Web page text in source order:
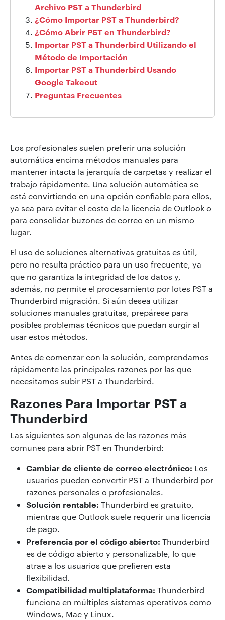
Archivo PST a Thunderbird
¿Cómo Importar PST a Thunderbird?
¿Cómo Abrir PST en Thunderbird?
Importar PST a Thunderbird Utilizando el
Método de Importación
Importar PST a Thunderbird Usando
Google Takeout
Preguntas Frecuentes
Los profesionales suelen preferir una solución
automática encima métodos manuales para
mantener intacta la jerarquía de carpetas y realizar el
trabajo rápidamente. Una solución automática se
está convirtiendo en una opción confiable para ellos,
ya sea para evitar el costo de la licencia de Outlook o
para consolidar buzones de correo en un mismo
lugar.
El uso de soluciones alternativas gratuitas es útil,
pero no resulta práctico para un uso frecuente, ya
que no garantiza la integridad de los datos y,
además, no permite el procesamiento por lotes PST a
Thunderbird migración. Si aún desea utilizar
soluciones manuales gratuitas, prepárese para
posibles problemas técnicos que puedan surgir al
usar estos métodos.
Antes de comenzar con la solución, comprendamos
rápidamente las principales razones por las que
necesitamos subir PST a Thunderbird.
Razones Para Importar PST a
Thunderbird
Las siguientes son algunas de las razones más
comunes para abrir PST en Thunderbird:
Cambiar de cliente de correo electrónico: Los
usuarios pueden convertir PST a Thunderbird por
razones personales o profesionales.
Solución rentable: Thunderbird es gratuito,
mientras que Outlook suele requerir una licencia
de pago.
Preferencia por el código abierto: Thunderbird
es de código abierto y personalizable, lo que
atrae a los usuarios que prefieren esta
flexibilidad.
Compatibilidad multiplataforma: Thunderbird
funciona en múltiples sistemas operativos como
Windows, Mac y Linux.